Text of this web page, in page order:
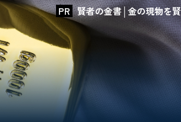
賢者の金書│金の現物を